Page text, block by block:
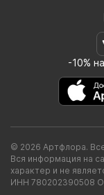
-10%
© 2026 Артфлора.
Вся информация на
характер и не
ИНН 780202390508